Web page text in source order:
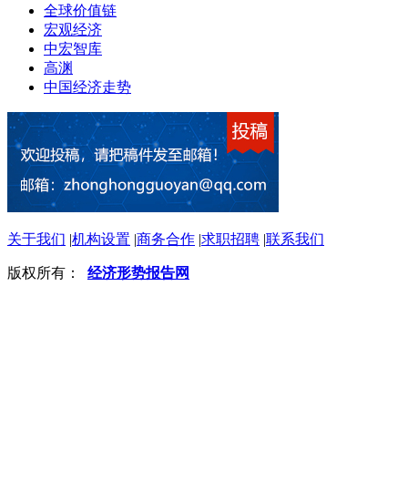
全球价值链
宏观经济
中宏智库
高渊
中国经济走势
关于我们 |机构设置 |商务合作 |求职招聘 |联系我们
版权所有： 经济形势报告网